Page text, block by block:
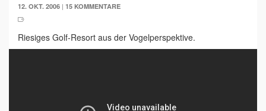
12. OKT. 2006 | 15 KOMMENTARE
Riesiges Golf-Resort aus der Vogelperspektive.